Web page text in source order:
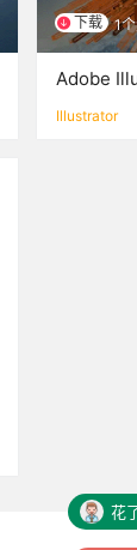
下载 1
Adobe
Illustrator
花